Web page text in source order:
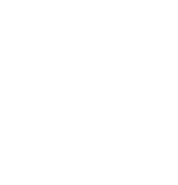
gigabit ethernet -sovitin, 5-pack